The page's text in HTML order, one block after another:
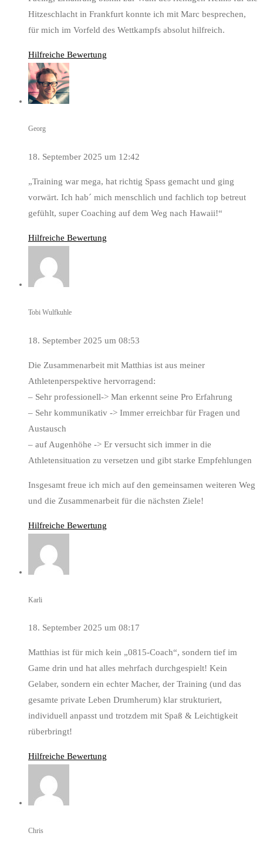
Hitzeschlacht in Frankfurt konnte ich mit Marc besprechen,
für mich im Vorfeld des Wettkampfs absolut hilfreich.
Hilfreiche Bewertung
Georg
18. September 2025 um 12:42
„Training war mega, hat richtig Spass gemacht und ging
vorwärt. Ich hab´ mich menschlich und fachlich top betreut
gefühlt, super Coaching auf dem Weg nach Hawaii!“
Hilfreiche Bewertung
Tobi Wulfkuhle
18. September 2025 um 08:53
Die Zusammenarbeit mit Matthias ist aus meiner
Athletenperspektive hervorragend:
– Sehr professionell-> Man erkennt seine Pro Erfahrung
– Sehr kommunikativ -> Immer erreichbar für Fragen und
Austausch
– auf Augenhöhe -> Er versucht sich immer in die
Athletensituation zu versetzen und gibt starke Empfehlungen
Insgesamt freue ich mich auf den gemeinsamen weiteren Weg
und die Zusammenarbeit für die nächsten Ziele!
Hilfreiche Bewertung
Karli
18. September 2025 um 08:17
Matthias ist für mich kein „0815-Coach“, sondern tief im
Game drin und hat alles mehrfach durchgespielt! Kein
Gelaber, sondern ein echter Macher, der Training (und das
gesamte private Leben Drumherum) klar strukturiert,
individuell anpasst und trotzdem mit Spaß & Leichtigkeit
rüberbringt!
Hilfreiche Bewertung
Chris